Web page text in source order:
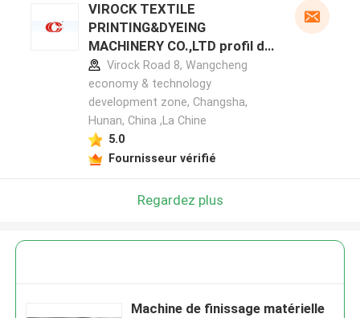
VIROCK TEXTILE
PRINTING&DYEING
MACHINERY CO.,LTD profil du
fabricant
Virock Road 8, Wangcheng
economy & technology
development zone, Changsha,
Hunan, China ,La Chine
5.0
Fournisseur vérifié
Regardez plus
Machine de finissage matérielle